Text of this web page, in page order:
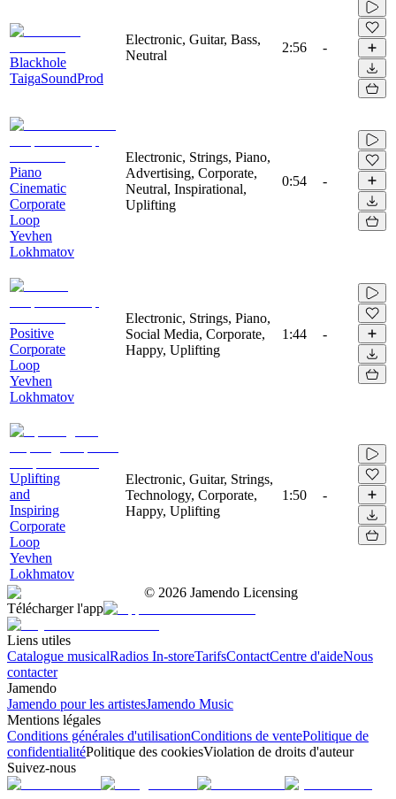
Blackhole
TaigaSoundProd
Electronic, Guitar, Bass,
Neutral
2:56 -
Piano
Cinematic
Corporate
Loop
Yevhen
Lokhmatov
Electronic, Strings, Piano,
Advertising, Corporate,
Neutral, Inspirational,
Uplifting
0:54 -
Positive
Corporate
Loop
Yevhen
Lokhmatov
Electronic, Strings, Piano,
Social Media, Corporate,
Happy, Uplifting
1:44 -
Uplifting
and
Inspiring
Corporate
Loop
Yevhen
Lokhmatov
Electronic, Guitar, Strings,
Technology, Corporate,
Happy, Uplifting
1:50 -
© 2026 Jamendo Licensing
Télécharger l'app
Liens utiles
Catalogue musicalRadios In-storeTarifsContactCentre d'aideNous
contacter
Jamendo
Jamendo pour les artistesJamendo Music
Mentions légales
Conditions générales d'utilisationConditions de ventePolitique de
confidentialitéPolitique des cookiesViolation de droits d'auteur
Suivez-nous